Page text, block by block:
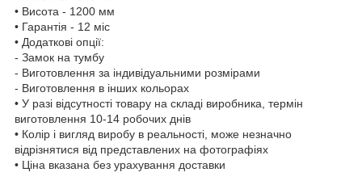
• Висота - 1200 мм
• Гарантія - 12 міс
• Додаткові опції:
- Замок на тумбу
- Виготовлення за індивідуальними розмірами
- Виготовлення в інших кольорах
• У разі відсутності товару на складі виробника, термін
виготовлення 10-14 робочих днів
• Колір і вигляд виробу в реальності, може незначно
відрізнятися від представлених на фотографіях
• Ціна вказана без урахування доставки